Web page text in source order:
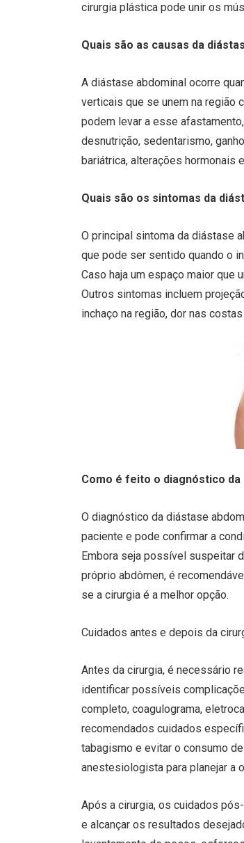
cirurgia plástica pode unir os
Quais são as causas da
A diástase abdominal ocorre
verticais que se unem na região
podem levar a esse
desnutrição, sedentarismo,
bariátrica, alterações hormonais
Quais são os sintomas da
O principal sintoma da diástase
que pode ser sentido quando o
Caso haja um espaço maior que
Outros sintomas incluem
inchaço na região, dor nas
Como é feito o diagnóstico da
O diagnóstico da diástase
paciente e pode confirmar a
Embora seja possível suspeitar
próprio abdômen, é
se a cirurgia é a melhor opção.
Cuidados antes e depois da
Antes da cirurgia, é necessário
identificar possíveis
completo, coagulograma,
recomendados cuidados
tabagismo e evitar o consumo
anestesiologista para planejar a
Após a cirurgia, os cuidados
e alcançar os resultados